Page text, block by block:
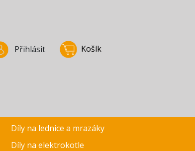
Přihlásit Košík
Díly na lednice a mrazáky
Díly na elektrokotle